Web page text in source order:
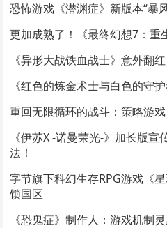
恐怖游戏《潜渊症》新版本“暴
更加成熟了！《最终幻想7：
《异形大战铁血战士》意外翻
《红色的炼金术士与白色的守
重回无限循环的战斗：策略游
《伊苏X -诺曼荣光-》加长版
法！
字节旗下科幻生存RPG游戏《
锁国区
《恐鬼症》制作人：游戏机制